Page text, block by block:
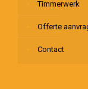
Timmerwerk
Offerte
Contact